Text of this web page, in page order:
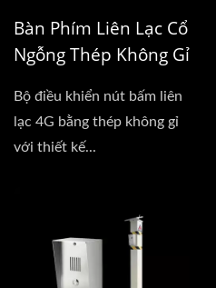
Bàn Phím Liên Lạc Cổ
Ngỗng Thép Không Gỉ
Bộ điều khiển nút bấm liên
lạc 4G bằng thép không gỉ
với thiết kế...